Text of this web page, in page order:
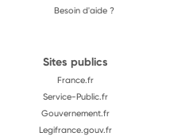
Besoin d'aide ?
Sites publics
France.fr
Service-Public.fr
Gouvernement.fr
Legifrance.gouv.fr